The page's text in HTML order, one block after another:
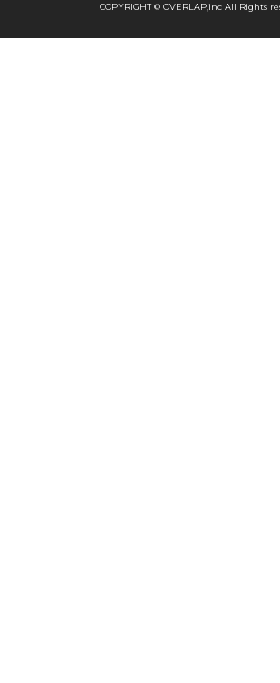
COPYRIGHT © OVERLAP,inc All Rights